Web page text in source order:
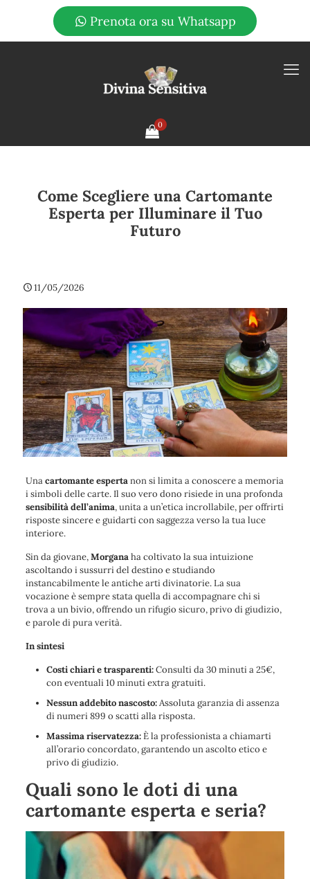
Prenota ora su Whatsapp
0
Come Scegliere una Cartomante
Esperta per Illuminare il Tuo
Futuro
11/05/2026
Unacartomante espertanon si limita a conoscere a memoria
i simboli delle carte. Il suo vero dono risiede in una profonda
sensibilità dell’anima,unita a un’etica incrollabile, per offrirti
risposte sincere e guidarti con saggezza verso la tua luce
interiore.
Sin da giovane,Morganaha coltivato la sua intuizione
ascoltando i sussurri del destino e studiando
instancabilmente le antiche arti divinatorie.La sua
vocazione è sempre stata quella di accompagnare chi si
trova a un bivio, offrendo un rifugio sicuro, privo di giudizio,
e parole di pura verità.
In sintesi
Costi chiari e trasparenti:Consulti da 30 minuti a 25€,
con eventuali 10 minuti extra gratuiti.
Nessun addebito nascosto:Assoluta garanzia di assenza
di numeri 899 o scatti alla risposta.
Massima riservatezza:È la professionista a chiamarti
all’orario concordato, garantendo un ascolto etico e
privo di giudizio.
Quali sono le doti di una
cartomante esperta e seria?